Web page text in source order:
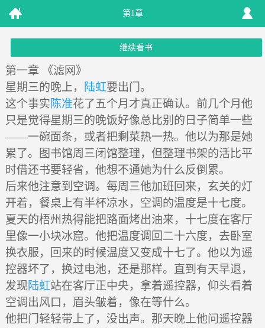
第1章
继续看书
第一章 《滤网》
星期三的晚上，
陆虹要出门。
这个事实陈准花了五个月才真正确认。前几个月他
只是觉得星期三的晚饭好像总比别的日子简单一些
——一碗面条，或者把剩菜热一热。他以为那是她
累了。图书馆周三闭馆整理，但整理书架的活比平
时借还书要轻省，他想不通她为什么反倒累。
后来他注意到空调。每周三他加班回来，玄关的灯
开着，餐桌上有半杯凉水，空调的温度是十七度。
夏天的梧州热得能把路面烤出油来，十七度在客厅
里像一小块冰窟。他把温度调回二十六度，去卧室
换衣服，回来的时候温度又变成十七了。他以为遥
控器坏了，换过电池，还是那样。直到有天早退，
发现陆虹站在客厅正中央，拿着遥控器，仰头看着
空调出风口，眉头皱着，像在等什么。
他把门轻轻带上了，没出声。那天晚上他问遥控器